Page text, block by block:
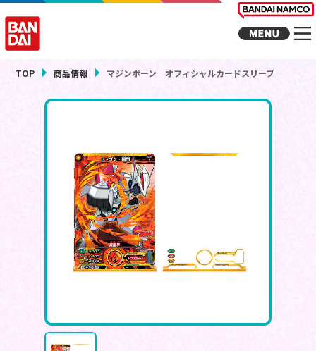
TOP 商品情報 マジンボーン オフィシャルカードスリーブ